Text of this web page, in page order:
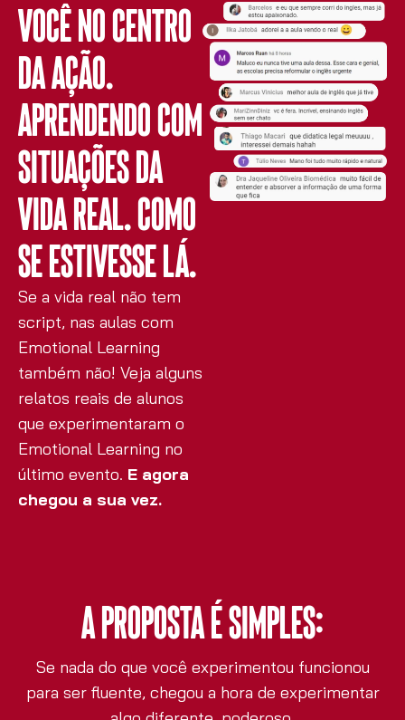
Você no centro
da ação.
Aprendendo com
situações da
vida real. Como
se estivesse lá.
Se a vida real não tem
script, nas aulas com
Emotional Learning
também não! Veja alguns
relatos reais de alunos
que experimentaram o
Emotional Learning no
último evento. E agora
chegou a sua vez.
A proposta é simples:
Se nada do que você experimentou funcionou
para ser fluente, chegou a hora de experimentar